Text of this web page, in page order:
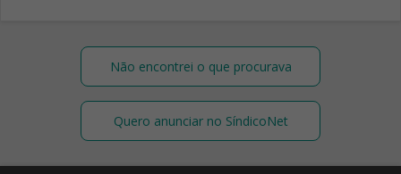
Não encontrei o que procurava
Quero anunciar no SíndicoNet